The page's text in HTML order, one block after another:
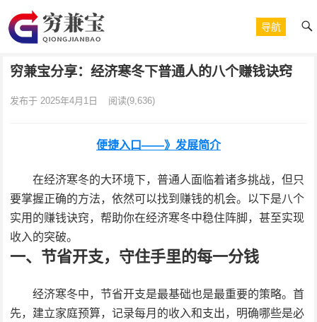
导航
穷兼宝分享：经济寒冬下普通人的八个赚钱诀窍
发布于 2025年4月1日 阅读(9,636)
便捷入口——》发展简介
在经济寒冬的大环境下，普通人面临着诸多挑战，但只
要掌握正确的方法，依然可以找到赚钱的机会。以下是八个
实用的赚钱诀窍，帮助你在经济寒冬中稳住阵脚，甚至实现
收入的突破。
一、节省开支，守住手里的每一分钱
经济寒冬中，节省开支是最基础也是最重要的策略。首
先，建立家庭预算，记录每月的收入和支出，明确哪些是必